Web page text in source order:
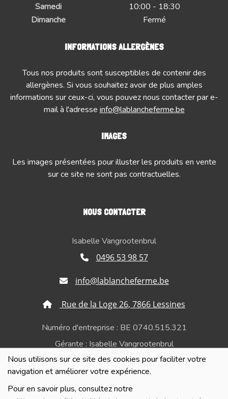
Nous utilisons sur ce site des cookies pour faciliter votre
navigation et améliorer votre expérience.
Pour en savoir plus, consultez notre
Samedi
10:00 - 18:30
Dimanche
Fermé
INFORMATIONS ALLERGÈNES
Tous nos produits sont susceptibles de contenir des
allergènes. Si vous souhaitez avoir de plus amples
informations sur ceux-ci, vous pouvez nous contacter par e-
mail à l'adresse info@lablancheferme.be
IMAGES
Les images présentées pour illuster les produits en vente
sur ce site ne sont pas contractuelles.
NOUS CONTACTER
Isabelle Vangrootenbrul
0496 53 98 57
info@lablancheferme.be
Rue de la Loge 26, 7866 Lessines
Numéro d'entreprise : BE 0740.515.321
Gérante : Isabelle Vangrootenbrul
Politique de confidentialité et de respect de la vie
privée